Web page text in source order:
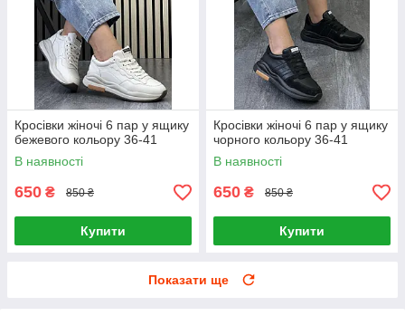
Кросівки жіночі 6 пар у ящику
бежевого кольору 36-41
В наявності
650 ₴ 850 ₴
Купити
Кросівки жіночі 6 пар у ящику
чорного кольору 36-41
В наявності
650 ₴ 850 ₴
Купити
Показати ще